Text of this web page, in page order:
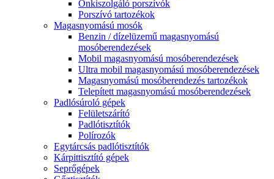
Önkiszolgáló porszívók
Porszívó tartozékok
Magasnyomású mosók
Benzin / dízelüzemű magasnyomású
mosóberendezések
Mobil magasnyomású mosóberendezések
Ultra mobil magasnyomású mosóberendezések
Magasnyomású mosóberendezés tartozékok
Telepített magasnyomású mosóberendezések
Padlósúroló gépek
Felületszárító
Padlótisztítók
Polírozók
Egytárcsás padlótisztítók
Kárpittisztító gépek
Seprőgépek